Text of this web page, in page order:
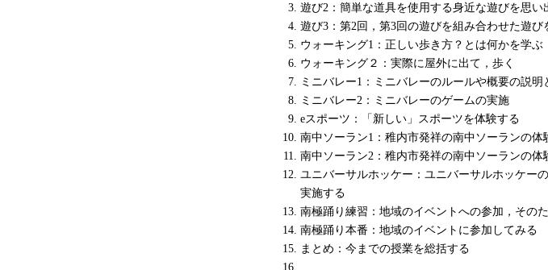
遊び2：簡単な道具を使用する身近な遊びを思い
遊び3：第2回，第3回の遊びを組み合わせた遊び
ウォーキング1：正しい歩き方？とは何かを学ぶ
ウォーキング２：実際に屋外に出て，歩く
ミニバレー1：ミニバレーのルールや概要の説
ミニバレー2：ミニバレーのゲームの実施
eスポーツ：「新しい」スポーツを体験する
南中ソーラン1：稚内市発祥の南中ソーランの体
南中ソーラン2：稚内市発祥の南中ソーランの体
ユニバーサルホッケー：ユニバーサルホッケー
実施する
南極踊り練習：地域のイベントへの参加，その
南極踊り本番：地域のイベントに参加してみる
まとめ：今までの授業を総括する